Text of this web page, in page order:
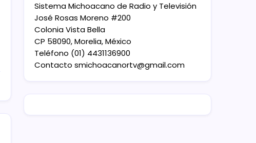
Sistema Michoacano de Radio y Televisión
José Rosas Moreno #200
Colonia Vista Bella
CP 58090, Morelia, México
Teléfono (01) 4431136900
Contacto smichoacanortv@gmail.com